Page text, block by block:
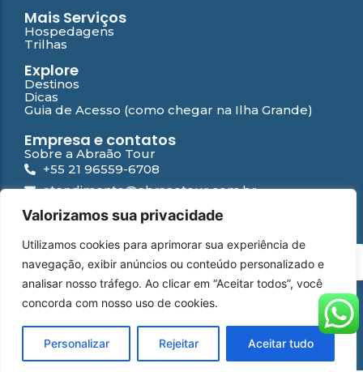
Valorizamos sua privacidade
Utilizamos cookies para aprimorar sua experiência de
navegação, exibir anúncios ou conteúdo personalizado e
analisar nosso tráfego. Ao clicar em “Aceitar todos”, você
concorda com nosso uso de cookies.
Personalizar Rejeitar Aceitar tudo
Mais Serviços
Hospedagens
Trilhas
Explore
Destinos
Dicas
Guia de Acesso (como chegar na Ilha Grande)
Empresa e contatos
Sobre a Abraão Tour
+55 21 96559-6708
atendimento@abraaotour.com.br
Ilha Grande
Suporte
Contato
Falar com especialista
Perguntas Frequentes
Política de privacidade
WhatsApp Instagram Facebook YouTube
© 2026 Abraão Tour | Desenvolvido por Yamídia Internet
PT